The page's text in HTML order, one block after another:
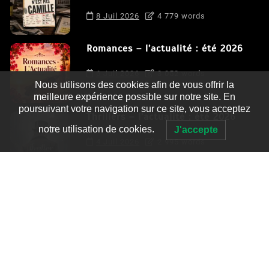
8 Juil 2026 4 779 words
Romances – l’actualité : été 2026
6 Juil 2026 3 052 words
Thrillers – l’actualité : été 2026
2 995 words
Nous utilisons des cookies afin de vous offrir la
meilleure expérience possible sur notre site. En
poursuivant votre navigation sur ce site, vous acceptez
notre utilisation de cookies. J'accepte